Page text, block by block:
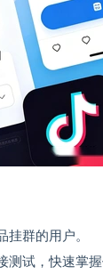
群的用户。
测试，快速掌握